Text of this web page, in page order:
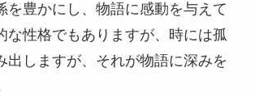
を豊かにし、物語に感動を与えて
な性格でもありますが、時には孤
出しますが、それが物語に深みを